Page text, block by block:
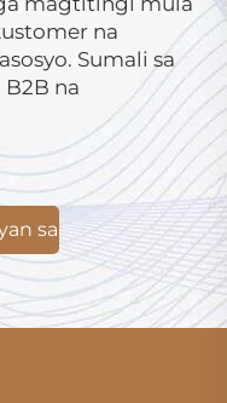
na
Sumali sa
na
sa